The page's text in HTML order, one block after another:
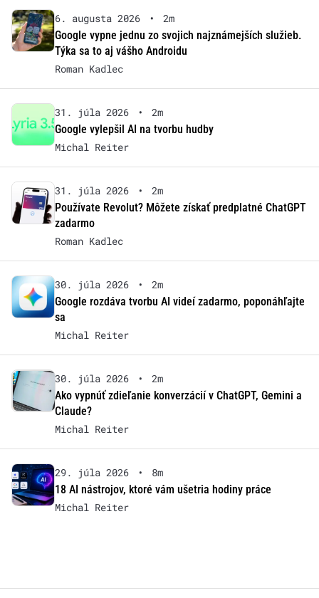
6. augusta 2026 •
2m
Google vypne jednu zo svojich najznámejších služieb.
Týka sa to aj vášho Androidu
Roman Kadlec
31. júla 2026 •
2m
Google vylepšil AI na tvorbu hudby
Michal Reiter
31. júla 2026 •
2m
Používate Revolut? Môžete získať predplatné ChatGPT
zadarmo
Roman Kadlec
30. júla 2026 •
2m
Google rozdáva tvorbu AI videí zadarmo, poponáhľajte
sa
Michal Reiter
30. júla 2026 •
2m
Ako vypnúť zdieľanie konverzácií v ChatGPT, Gemini a
Claude?
Michal Reiter
29. júla 2026 •
8m
18 AI nástrojov, ktoré vám ušetria hodiny práce
Michal Reiter